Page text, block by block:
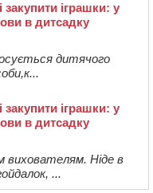
іграшки: у
в дитсадку
дитячого
іграшки: у
в дитсадку
Ніде в
...